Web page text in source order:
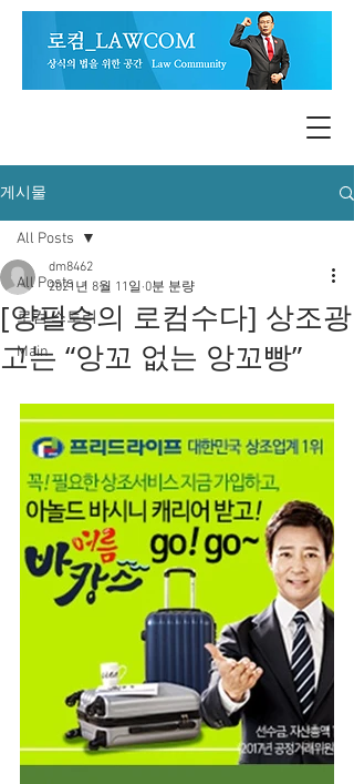
게시물
All Posts
로컴 스토리
Main
All Posts
[양필승의 로컴수다] 상조광
고는 “앙꼬 없는 앙꼬빵”
dm8462
2021년 8월 11일 0분 분량